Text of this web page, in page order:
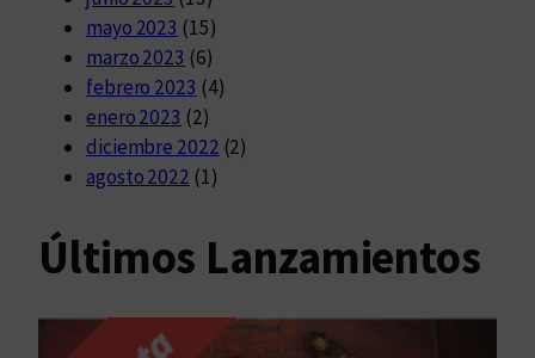
mayo 2023 (15)
marzo 2023 (6)
febrero 2023 (4)
enero 2023 (2)
diciembre 2022 (2)
agosto 2022 (1)
Últimos Lanzamientos